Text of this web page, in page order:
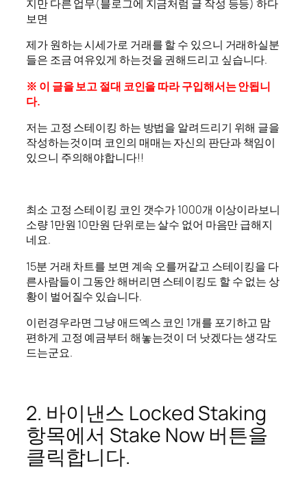
지만 다른 업무(블로그에 지금처럼 글 작성 등등) 하다
보면
제가 원하는 시세가로 거래를 할 수 있으니 거래하실분
들은 조금 여유있게 하는것을 권해드리고 싶습니다.
※ 이 글을 보고 절대 코인을 따라 구입해서는 안됩니
다.
저는 고정 스테이킹 하는 방법을 알려드리기 위해 글을
작성하는것이며 코인의 매매는 자신의 판단과 책임이
있으니 주의해야합니다!!
최소 고정 스테이킹 코인 갯수가 1000개 이상이라보니
소량 1만원 10만원 단위로는 살수 없어 마음만 급해지
네요.
15분 거래 차트를 보면 계속 오를꺼같고 스테이킹을 다
른사람들이 그동안 해버리면 스테이킹도 할 수 없는 상
황이 벌어질수 있습니다.
이런경우라면 그냥 애드엑스 코인 1개를 포기하고 맘
편하게 고정 예금부터 해놓는것이 더 낫겠다는 생각도
드는군요.
2. 바이낸스 Locked Staking
항목에서 Stake Now 버튼을
클릭합니다.